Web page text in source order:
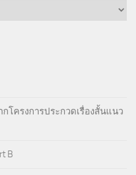
โครงการประกวดเรื่องสั้นแนว
B